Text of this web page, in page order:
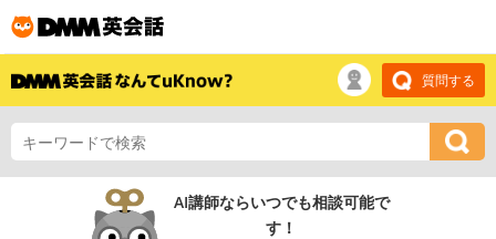
質問する
AI講師ならいつでも相談可能で
す！